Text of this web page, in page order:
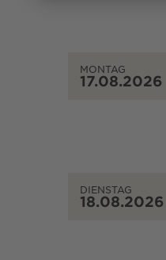
MONTAG
17.08.2026
DIENSTAG
18.08.2026